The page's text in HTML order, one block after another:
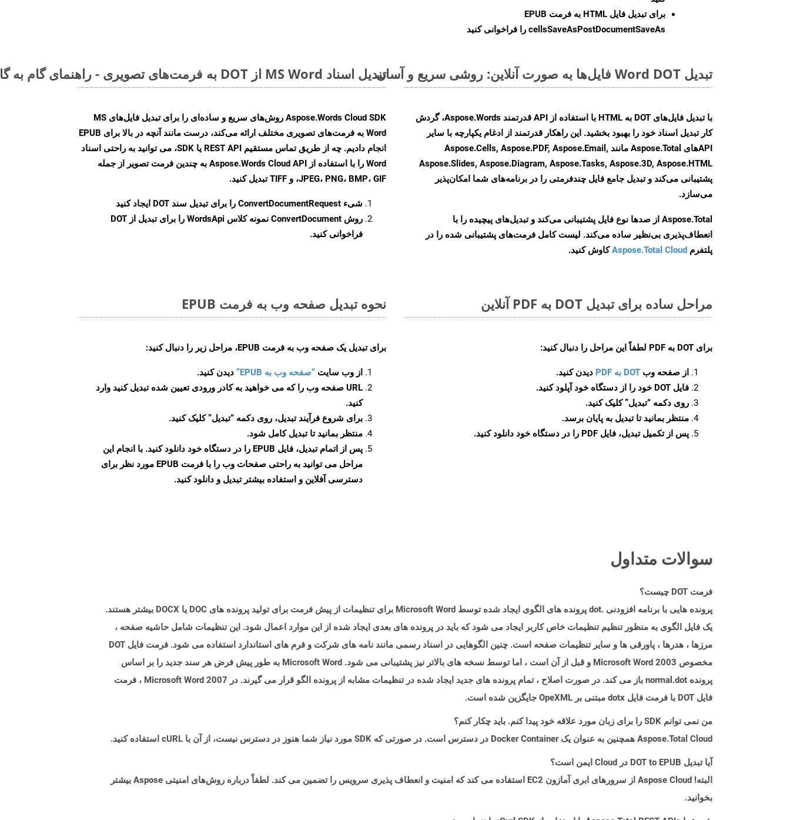
برای تبدیل فایل HTML به فرمت
EPUB
cellsSaveAsPostDocumentSaveAs را فراخوانی کنید
تبدیل Word DOT فایل‌ها به صورت آنلاین: روشی سریع و آسان
با تبدیل فایل‌های DOT به HTML با استفاده از API قدرتمند Aspose.Words، گردش
کار تبدیل اسناد خود را بهبود بخشید. این راهکار قدرتمند از ادغام یکپارچه با سایر
APIهای Aspose.Total مانند Aspose.Cells, Aspose.PDF, Aspose.Email,
Aspose.Slides, Aspose.Diagram, Aspose.Tasks, Aspose.3D, Aspose.HTML
پشتیبانی می‌کند و تبدیل جامع فایل چندفرمتی را در برنامه‌های شما امکان‌پذیر
می‌سازد.
Aspose.Total از صدها نوع فایل پشتیبانی می‌کند و تبدیل‌های پیچیده را با
انعطاف‌پذیری بی‌نظیر ساده می‌کند. لیست کامل فرمت‌های پشتیبانی شده را در
پلتفرم Aspose.Total Cloudکاوش کنید.
تبدیل اسناد MS Word از DOT به فرمت‌های تصویری - راهنمای گام به گام
Aspose.Words Cloud SDK روش‌های سریع و ساده‌ای را برای تبدیل فایل‌های MS
Word به فرمت‌های تصویری مختلف ارائه می‌کند، درست مانند آنچه در بالا برای EPUB
انجام دادیم. چه از طریق تماس مستقیم REST API یا SDK، می توانید به راحتی اسناد
Word را با استفاده از Aspose.Words Cloud API به چندین فرمت تصویر از جمله
JPEG، PNG، BMP، GIF، و TIFF تبدیل کنید.
شیء ConvertDocumentRequest را برای تبدیل سند DOT ایجاد کنید
روش ConvertDocument
نمونه کلاس WordsApi را برای تبدیل از DOT
فراخوانی کنید.
مراحل ساده برای تبدیل DOT به PDF آنلاین
برای DOT به PDF لطفاً این مراحل را دنبال کنید:
از صفحه وب DOT به PDF
دیدن کنید.
فایل DOT خود را از دستگاه خود آپلود کنید.
روی دکمه “تبدیل”کلیک کنید.
منتظر بمانید تا تبدیل به پایان برسد.
پس از تکمیل تبدیل، فایل PDF را در دستگاه خود دانلود کنید.
نحوه تبدیل صفحه وب به فرمت EPUB
برای تبدیل یک صفحه وب به فرمت EPUB، مراحل زیر را دنبال کنید:
از وب سایت “صفحه وب به EPUB”
دیدن کنید.
URL صفحه وب را که می خواهید به کادر ورودی تعیین شده تبدیل کنید وارد
کنید.
برای شروع فرآیند تبدیل، روی دکمه “تبدیل” کلیک کنید.
منتظر بمانید تا تبدیل کامل شود.
پس از اتمام تبدیل، فایل EPUB را در دستگاه خود دانلود کنید. با انجام این
مراحل می توانید به راحتی صفحات وب را با فرمت EPUB مورد نظر برای
دسترسی آفلاین و استفاده بیشتر تبدیل و دانلود کنید.
سوالات متداول
فرمت DOT چیست؟
پرونده هایی با برنامه افزودنی .dot پرونده های الگوی ایجاد شده توسط Microsoft Word برای تنظیمات از پیش فرمت برای تولید پرونده های DOC یا DOCX بیشتر هستند.
یک فایل الگوی به منظور تنظیم تنظیمات خاص کاربر ایجاد می شود که باید در پرونده های بعدی ایجاد شده از این موارد اعمال شود. این تنظیمات شامل حاشیه صفحه ،
مرزها ، هدرها ، پاورقی ها و سایر تنظیمات صفحه است. چنین الگوهایی در اسناد رسمی مانند نامه های شرکت و فرم های استاندارد استفاده می شود. فرمت فایل DOT
مخصوص Microsoft Word 2003 و قبل از آن است ، اما توسط نسخه های بالاتر نیز پشتیبانی می شود. Microsoft Word به طور پیش فرض هر سند جدید را بر اساس
پرونده normal.dot باز می کند. در صورت اصلاح ، تمام پرونده های جدید ایجاد شده در تنظیمات مشابه از پرونده الگو قرار می گیرند. در Microsoft Word 2007 ، فرمت
فایل DOT با فرمت فایل dotx مبتنی بر OpeXML جایگزین شده است.
من نمی توانم SDK را برای زبان مورد علاقه خود پیدا کنم. باید چکار کنم؟
Aspose.Total Cloud همچنین به عنوان یک Docker Container در دسترس است. در صورتی که SDK مورد نیاز شما هنوز در دسترس نیست، از آن با cURL استفاده کنید.
آیا تبدیل DOT to EPUB در Cloud ایمن است؟
البته! Aspose Cloud از سرورهای ابری آمازون EC2 استفاده می کند که امنیت و انعطاف پذیری سرویس را تضمین می کند. لطفاً درباره روش‌های امنیتی Aspose بیشتر
بخوانید.